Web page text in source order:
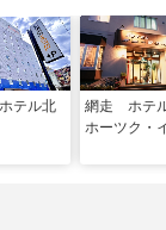
テル北
網走 ホテ
ホーツク・